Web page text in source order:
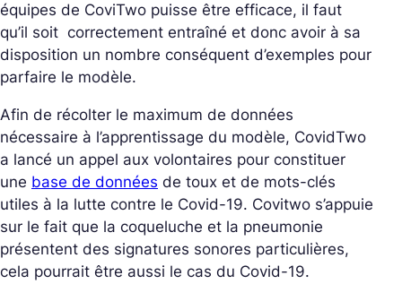
équipes de CoviTwo puisse être efficace, il faut
qu’il soit correctement entraîné et donc avoir à sa
disposition un nombre conséquent d’exemples pour
parfaire le modèle.
Afin de récolter le maximum de données
nécessaire à l’apprentissage du modèle, CovidTwo
a lancé un appel aux volontaires pour constituer
une base de données de toux et de mots-clés
utiles à la lutte contre le Covid-19. Covitwo s’appuie
sur le fait que la coqueluche et la pneumonie
présentent des signatures sonores particulières,
cela pourrait être aussi le cas du Covid-19.